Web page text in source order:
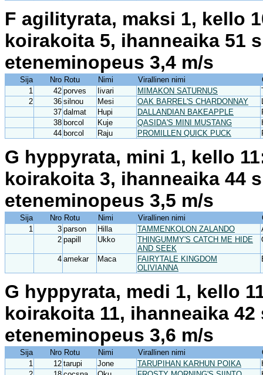
F agilityrata, maksi 1, kello
koirakoita 5, ihanneaika 51
eteneminopeus 3,4 m/s
Sija Nro Rotu Nimi Virallinen nimi
1
42 porves Iivari MIMAKON SATURNUS
2
36 silnou Mesi OAK BARREL'S CHARDONNAY
37 dalmat Hupi DALLANDIAN BAKEAPPLE
38 borcol Kuje QASIDA'S MINI MUSTANG
44 borcol Raju PROMILLEN QUICK PUCK
G hyppyrata, mini 1, kello
koirakoita 3, ihanneaika 44
eteneminopeus 3,5 m/s
Sija Nro Rotu Nimi Virallinen nimi
1
3 parson Hilla TAMMENKOLON ZALANDO
2 papill Ukko
THINGUMMY'S CATCH ME HIDE
AND SEEK
4 amekar Maca
FAIRYTALE KINGDOM
OLIVIANNA
G hyppyrata, medi 1, kello
koirakoita 11, ihanneaika
eteneminopeus 3,6 m/s
Sija Nro Rotu Nimi Virallinen nimi
1
12 tarupi Jone TARUPIHAN KARHUN POIKA